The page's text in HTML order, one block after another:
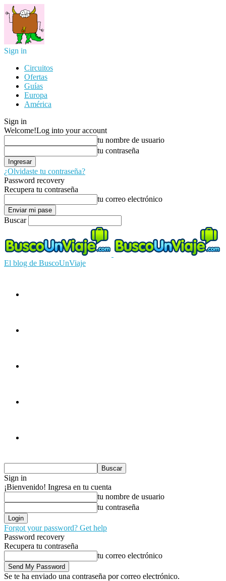
Sign in
Circuitos
Ofertas
Guías
Europa
América
Sign in
Welcome!Log into your account
tu nombre de usuario
tu contraseña
¿Olvidaste tu contraseña?
Password recovery
Recupera tu contraseña
tu correo electrónico
Buscar
El blog de BuscoUnViaje
Sign in
¡Bienvenido! Ingresa en tu cuenta
tu nombre de usuario
tu contraseña
Forgot your password? Get help
Password recovery
Recupera tu contraseña
tu correo electrónico
Se te ha enviado una contraseña por correo electrónico.